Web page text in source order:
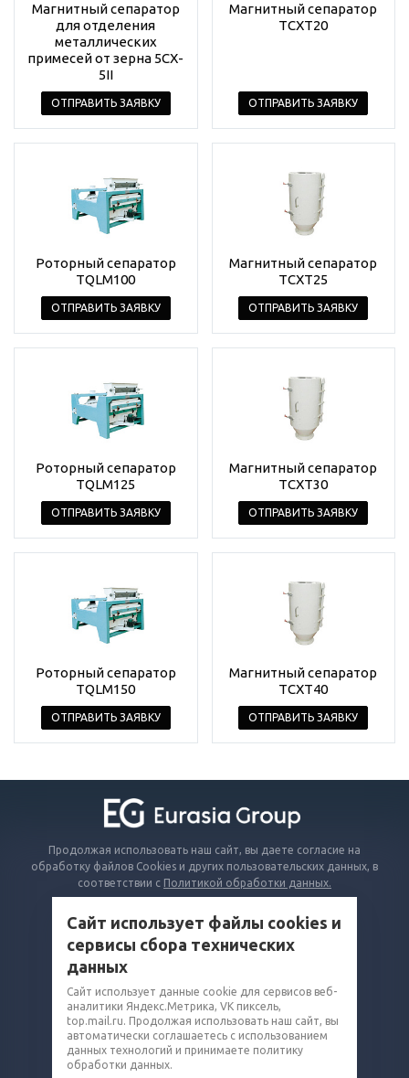
Магнитный сепаратор
для отделения
металлических
примесей от зерна 5CX-
5II
ОТПРАВИТЬ ЗАЯВКУ
Магнитный сепаратор
TCXT20
ОТПРАВИТЬ ЗАЯВКУ
Роторный сепаратор
TQLM100
ОТПРАВИТЬ ЗАЯВКУ
Магнитный сепаратор
TCXT25
ОТПРАВИТЬ ЗАЯВКУ
Роторный сепаратор
TQLM125
ОТПРАВИТЬ ЗАЯВКУ
Магнитный сепаратор
TCXT30
ОТПРАВИТЬ ЗАЯВКУ
Роторный сепаратор
TQLM150
ОТПРАВИТЬ ЗАЯВКУ
Магнитный сепаратор
TCXT40
ОТПРАВИТЬ ЗАЯВКУ
Продолжая использовать наш сайт, вы даете согласие на
обработку файлов Cookies и других пользовательских данных, в
соответствии с Политикой обработки данных.
КОМПАНИЯ
КОНТАКТЫ
8 (800) 302-14-75
grain@eq-mail.ru
Сайт использует файлы cookies и
сервисы сбора технических
данных
Сайт использует данные cookie для сервисов веб-
аналитики Яндекс.Метрика, VK пиксель,
top.mail.ru. Продолжая использовать наш сайт, вы
автоматически соглашаетесь с использованием
данных технологий и принимаете политику
обработки данных.